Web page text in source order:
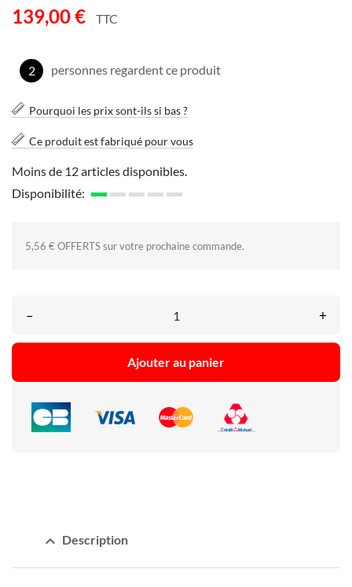
139,00 € TTC
6 personnes regardent ce produit
Pourquoi les prix sont-ils si bas ?
Ce produit est fabriqué pour vous
Moins de 12 articles disponibles.
Disponibilité:
5,56 € OFFERTS sur votre prochaine commande.
– +
Ajouter au panier
expand_less Description